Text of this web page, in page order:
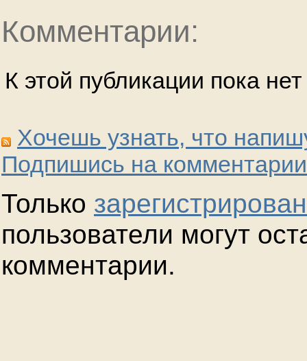
Комментарии:
К этой публикации пока
Хочешь узнать, что
Подпишись на
Только
пользователи могут
комментарии.